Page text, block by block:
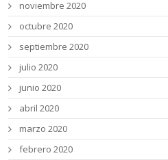
noviembre 2020
octubre 2020
septiembre 2020
julio 2020
junio 2020
abril 2020
marzo 2020
febrero 2020